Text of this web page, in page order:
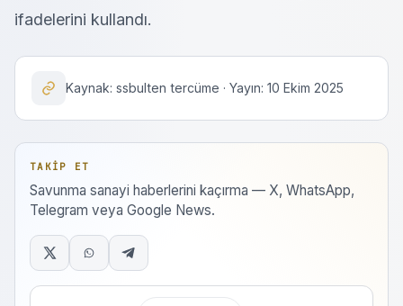
ifadelerini kullandı.
Kaynak: ssbulten tercüme · Yayın: 10 Ekim 2025
TAKIP ET
Savunma sanayi haberlerini kaçırma — X, WhatsApp,
Telegram veya Google News.